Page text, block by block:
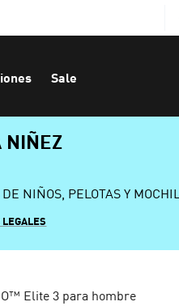
Sale
NIÑEZ
NIÑOS, PELOTAS Y
Elite 3 para hombre